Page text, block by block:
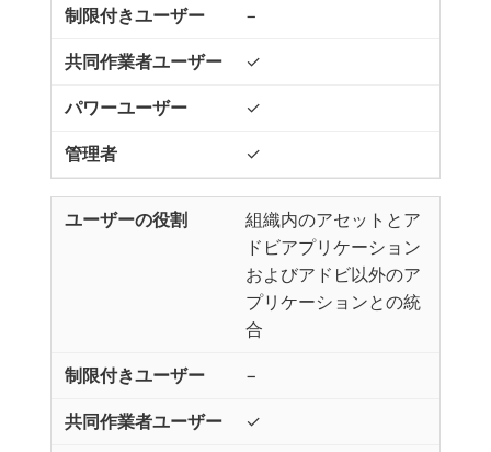
−
✓
✓
✓
組織内のアセットとア
ドビアプリケーション
およびアドビ以外のア
プリケーションとの統
合
−
✓